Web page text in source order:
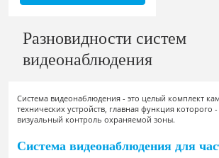
Разновидности систем
видеонаблюдения
Система видеонаблюдения - это целый комплект
технических устройств, главная функция которого
визуальный контроль охраняемой зоны.
Система видеонаблюдения для